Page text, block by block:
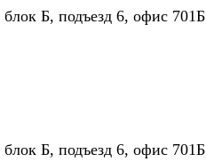
Б, подъезд 6, офис 701Б
Б, подъезд 6, офис 701Б